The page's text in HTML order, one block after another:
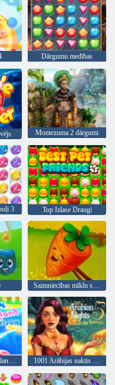
Dārgumu medības
Montezuma 2 dārgumi
3 Top Izlase Draugi
Saimniecības mīklu stāsts
Atpakaļ uz Candyland Sweet River 1001 Arābijas naktis 5: Sinbad jūrnieks